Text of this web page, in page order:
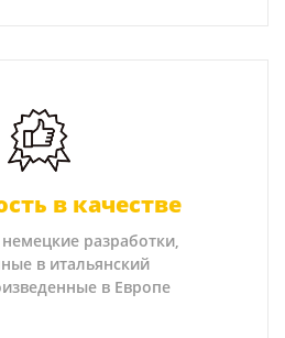
в качестве
разработки,
в итальянский
в Европе